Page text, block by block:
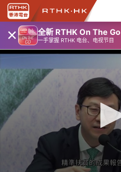
× 全新 RTHK On The Go
一手掌握 RTHK 电台、电视节目